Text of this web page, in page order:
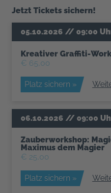
Jetzt Tickets sichern!
Kreativer Graffiti-
€ 65,00
Platz sichern »
Zauberworkshop:
Maximus dem Magier
€ 25,00
Platz sichern »